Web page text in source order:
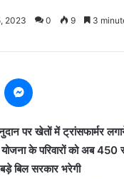
2023 0 9 3
पर खेतों में ट्रांसफार्मर
के परिवारों को अब 450
बिल सरकार भरेगी